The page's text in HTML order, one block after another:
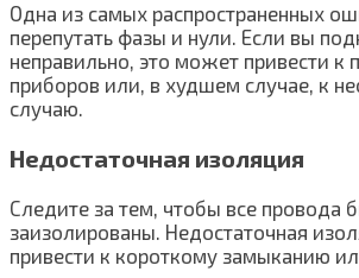
Одна из самых распространенных
перепутать фазы и нули. Если вы
неправильно, это может привести к
приборов или, в худшем случае, к
случаю.
Недостаточная изоляция
Следите за тем, чтобы все провода
заизолированы. Недостаточная
привести к короткому замыканию